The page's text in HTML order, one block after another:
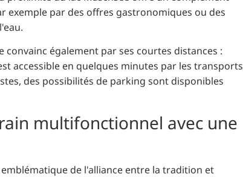
exemple par des offres gastronomiques ou des
également par ses courtes distances :
accessible en quelques minutes par les transports
des possibilités de parking sont disponibles
multifonctionnel avec une
de l'alliance entre la tradition et